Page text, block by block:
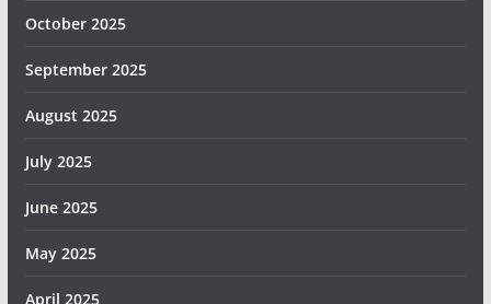
October 2025
September 2025
August 2025
July 2025
June 2025
May 2025
April 2025